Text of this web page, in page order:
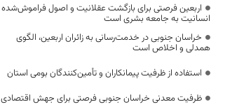
اربعین فرصتی برای بازگشت عقلانیت و اصول فراموش‌شده
انسانیت به جامعه بشری است
خراسان جنوبی در خدمت‌رسانی به زائران اربعین، الگوی
همدلی و اخلاص است
استفاده از ظرفیت پیمانکاران و تأمین‌کنندگان بومی استان
ظرفیت معدنی خراسان جنوبی فرصتی برای جهش اقتصادی